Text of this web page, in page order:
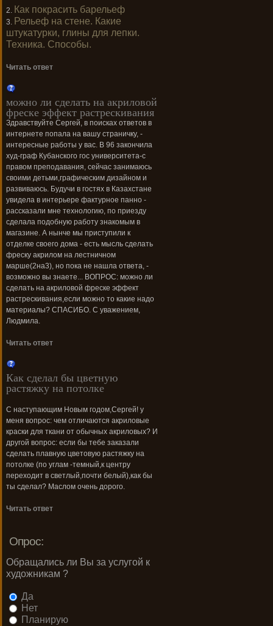
2. Как покрасить барельеф
3. Рельеф на стене. Какие
штукатурки, глины для лепки.
Техника. Способы.
Читать ответ
можно ли сделать на акриловой
фреске эффект растрескивания
Здравствуйте Сергей, в поисках ответов в
интернете попала на вашу страничку, -
интересные работы у вас. В 96 закончила
худ-граф Кубанского гос университета-с
правом преподавания, сейчас занимаюсь
своими детьми,графическим дизайном и
развиваюсь. Будучи в гостях в Казахстане
увидела в интерьере фактурное панно -
рассказали мне технологию, по приезду
сделала подобную работу знакомым в
магазине. А нынче мы приступили к
отделке своего дома - есть мысль сделать
фреску акрилом на лестничном
марше(2на3), но пока не нашла ответа, -
возможно вы знаете... ВОПРОС: можно ли
сделать на акриловой фреске эффект
растрескивания,если можно то какие надо
материалы? СПАСИБО. С уважением,
Людмила.
Читать ответ
Как сделал бы цветную
растяжку на потолке
С наступающим Новым годом,Сергей! у
меня вопрос: чем отличаются акриловые
краски для ткани от обычных акриловых? И
другой вопрос: если бы тебе заказали
сделать плавную цветовую растяжку на
потолке (по углам -темный,к центру
переходит в светлый,почти белый),как бы
ты сделал? Маслом очень дорого.
Читать ответ
Опрос:
Обращались ли Вы за услугой к
художникам ?
Да
Нет
Планирую